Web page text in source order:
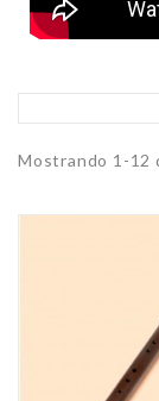
Mostrando 1-12